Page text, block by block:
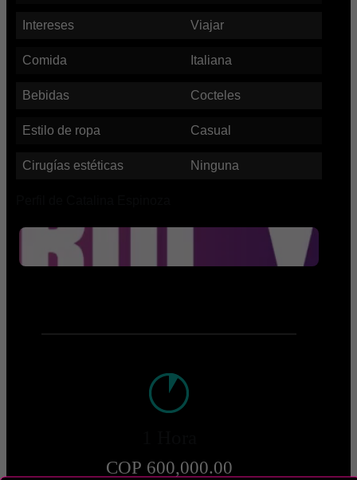
Intereses Viajar
Comida Italiana
Bebidas Cocteles
Estilo de ropa Casual
Cirugías estéticas Ninguna
COP 600,000.00